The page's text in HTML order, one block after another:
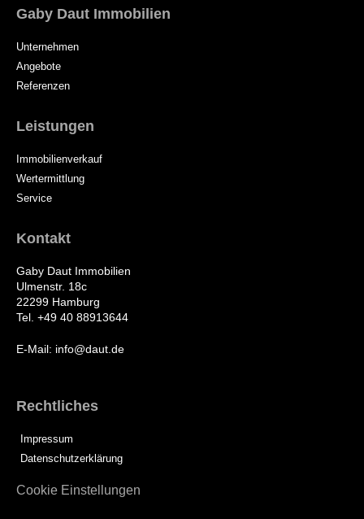
Gaby Daut Immobilien
Unternehmen
Angebote
Referenzen
Leistungen
Immobilienverkauf
Wertermittlung
Service
Kontakt
Gaby Daut Immobilien
Ulmenstr. 18c
22299 Hamburg
Tel. +49 40 88913644
E-Mail: info@daut.de
Rechtliches
Impressum
Datenschutzerklärung
Cookie Einstellungen